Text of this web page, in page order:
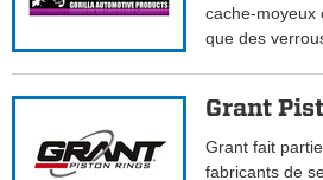
cache-moyeux
que des
Grant
Grant fait
fabricants de